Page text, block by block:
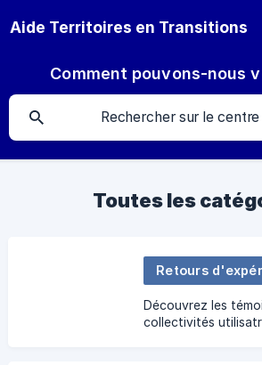
Aide Territoires en Transitions
Comment pouvons-nous
Toutes les
Retours
Découvrez les
collectivités